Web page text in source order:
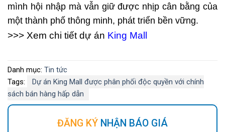
mình hội nhập mà vẫn giữ được nhịp cân bằng của
một thành phố thông minh, phát triển bền vững.
>>> Xem chi tiết dự án King Mall
Danh mục: Tin tức
Tags:
Dự án King Mall được phân phối độc quyền với chính
sách bán hàng hấp dẫn
ĐĂNG KÝ NHẬN BÁO GIÁ